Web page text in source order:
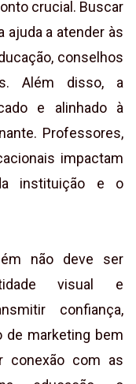
crucial. Buscar
ajuda a atender às
conselhos
Além disso, a
e alinhado à
Professores,
impactam
instituição e o
não deve ser
visual e
confiança,
de marketing bem
conexão com as